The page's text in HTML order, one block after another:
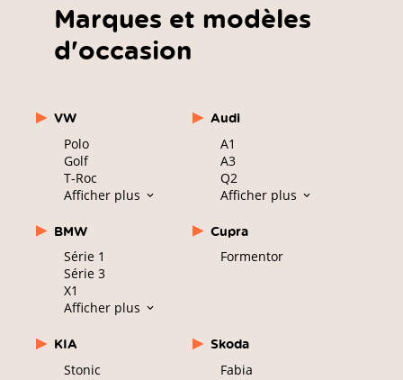
Marques et modèles
d'occasion
VW
Polo
Golf
T-Roc
Afficher plus
Audi
A1
A3
Q2
Afficher plus
BMW
Série 1
Série 3
X1
Afficher plus
Cupra
Formentor
KIA
Stonic
Skoda
Fabia